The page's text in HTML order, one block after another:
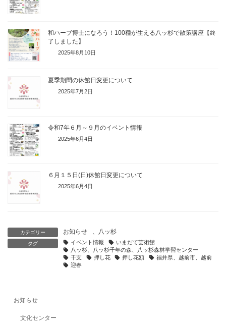
和ハーブ博士になろう！100種が生える八ッ杉で散策講座【終
了しました】
2025年8月10日
夏季期間の休館日変更について
2025年7月2日
令和7年６月～９月のイベント情報
2025年6月4日
６月１５日(日)休館日変更について
2025年6月4日
カテゴリー お知らせ 八ッ杉
タグ イベント情報
いまだて芸術館
八ッ杉、八ッ杉千年の森、八ッ杉森林学習センター
干支
押し花 押し花額
福井県、越前市、越前
迎春
お知らせ
文化センター